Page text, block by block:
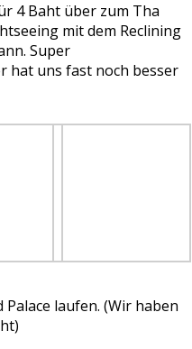
4 Baht über zum Tha
mit dem Reclining
Super
hat uns fast noch besser
laufen. (Wir haben